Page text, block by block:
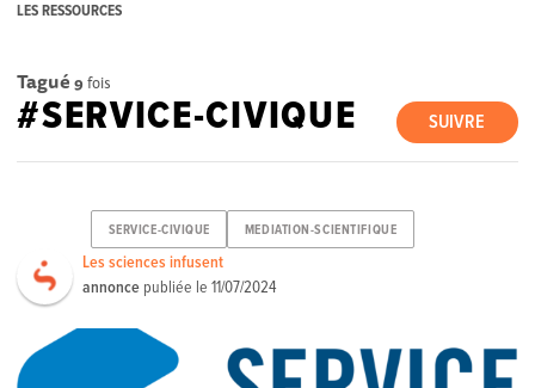
LES RESSOURCES
Tagué 9 fois
SUIVRE
#SERVICE-CIVIQUE
SERVICE-CIVIQUE MEDIATION-SCIENTIFIQUE
Les sciences infusent
annonce publiée le11/07/2024